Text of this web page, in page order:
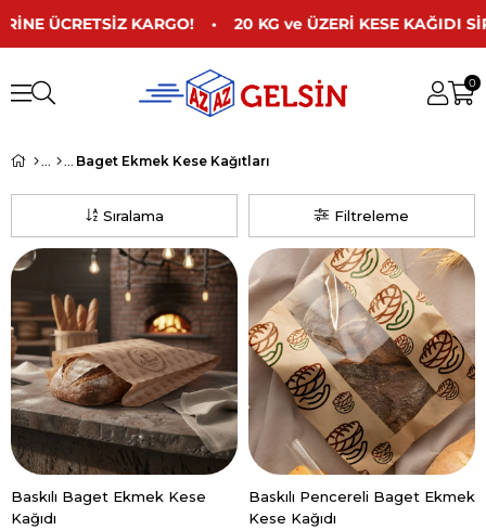
ÜCRETSİZ KARGO! • 20 KG ve ÜZERİ KESE KAĞIDI
0
Baget Ekmek Kese Kağıtları
Filtreleme
Sıralama
Baskılı Baget Ekmek Kese
Kağıdı
Baskılı Pencereli Baget Ekmek
Kese Kağıdı